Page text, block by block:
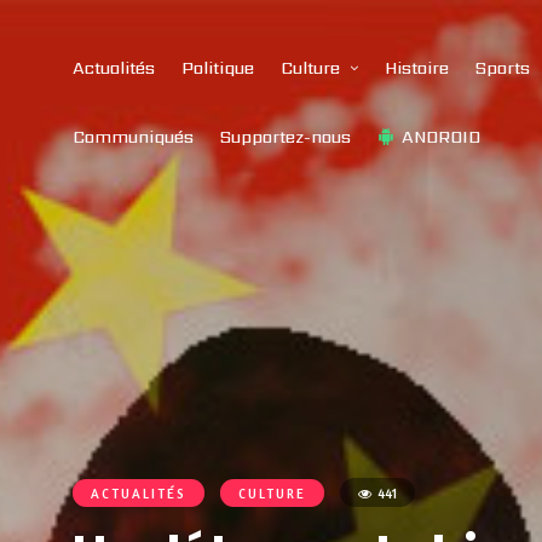
Actualités Politique Culture Histoire Sports
Communiqués Supportez-nous ANDROID
ACTUALITÉS CULTURE 441